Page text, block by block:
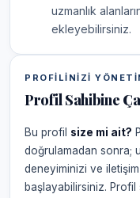
uzmanlık
ekleyebilirsiniz.
PROFILINIZI
Profil Sahibine
Bu profil size mi ait?
doğrulamadan sonra;
deneyiminizi ve
başlayabilirsiniz. Profil